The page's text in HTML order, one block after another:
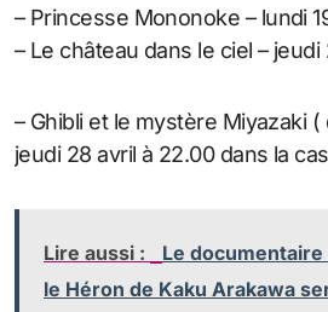
– Princesse Mononoke – lundi
– Le château dans le ciel –
– Ghibli et le mystère Miyazaki
jeudi 28 avril à 22.00 dans la
Lire aussi :
Le
le Héron de Kaku Arakawa